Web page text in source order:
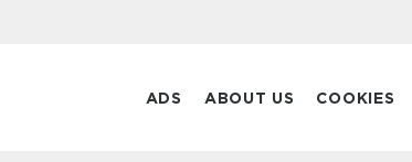
ADS ABOUT US COOKIES